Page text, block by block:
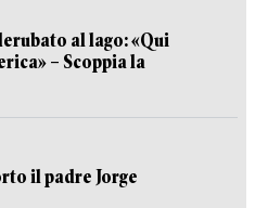
al lago: «Qui
– Scoppia la
il padre Jorge